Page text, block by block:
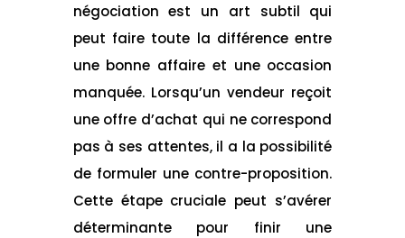
négociation est un art subtil qui
peut faire toute la différence entre
une bonne affaire et une occasion
manquée. Lorsqu’un vendeur reçoit
une offre d’achat qui ne correspond
pas à ses attentes, il a la possibilité
de formuler une contre-proposition.
Cette étape cruciale peut s’avérer
déterminante pour finir une